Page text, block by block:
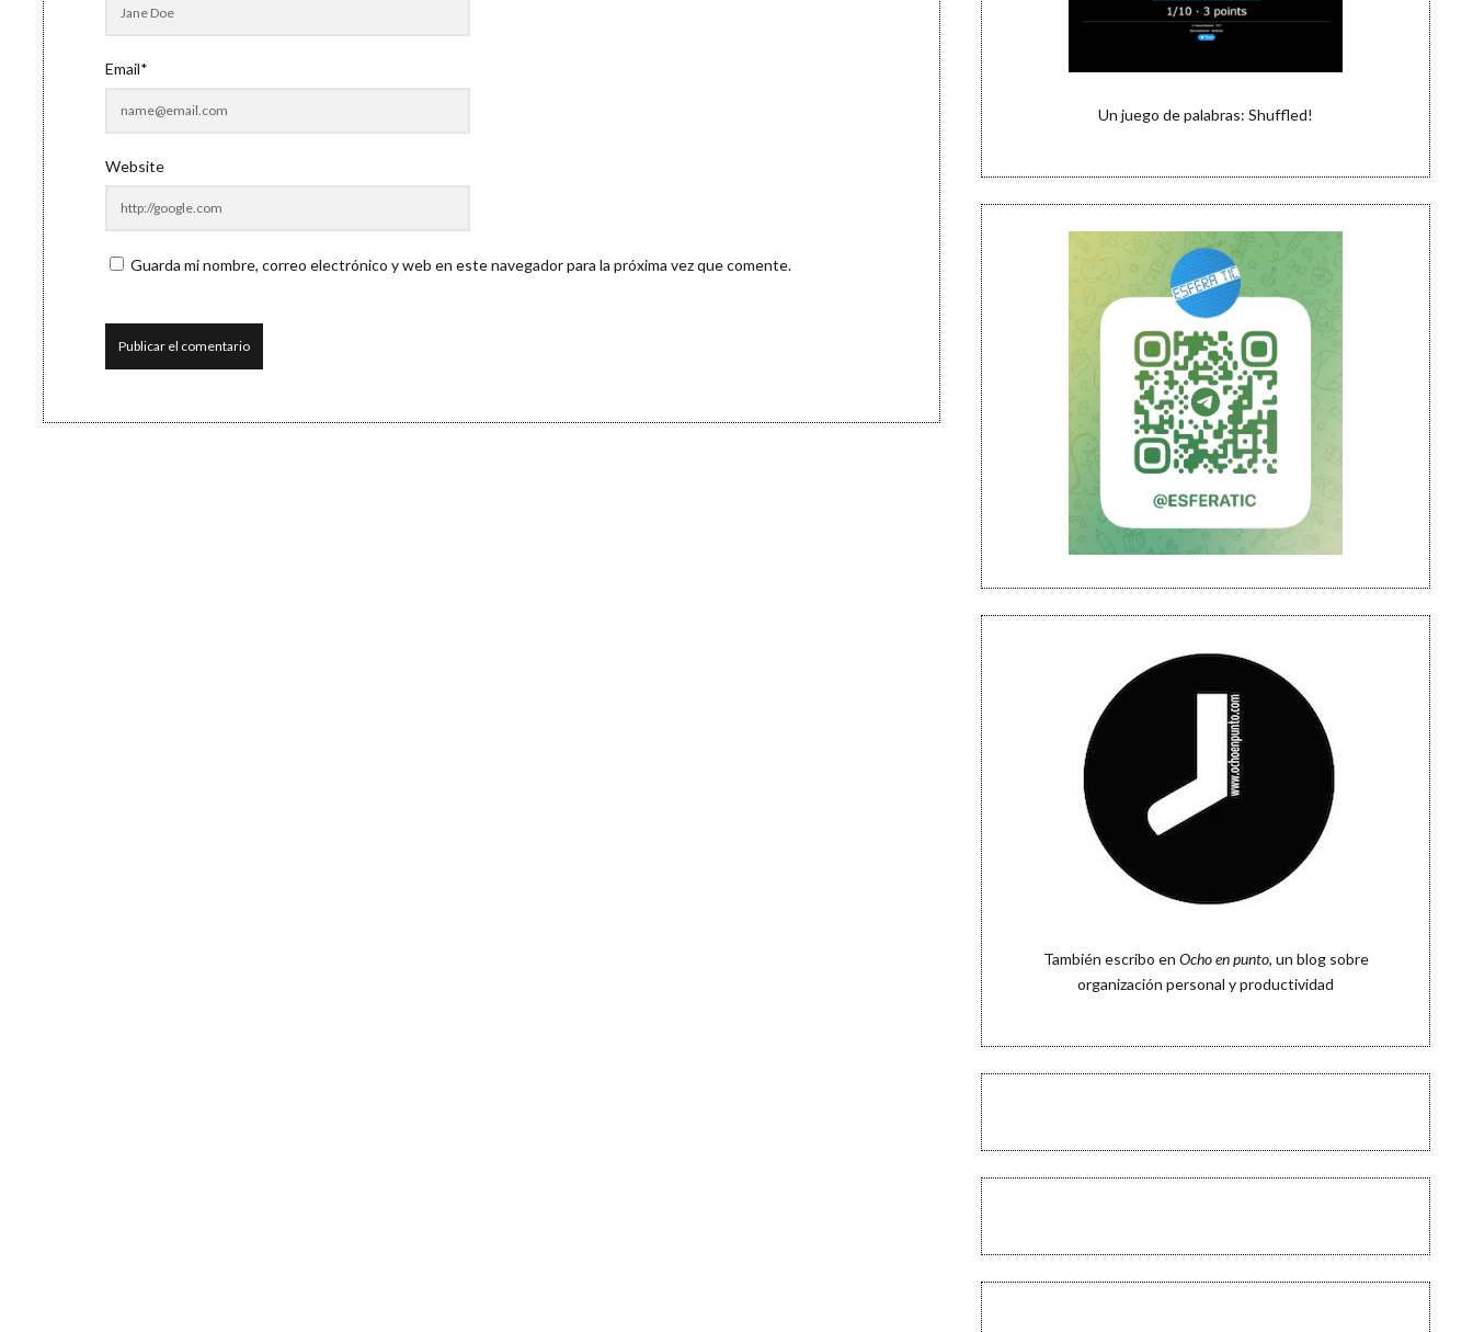
Email*
Website
Guarda mi nombre, correo electrónico y web en este navegador para la próxima vez que comente.
Un juego de palabras: Shuffled!
También escribo en Ocho en punto, un blog sobre
organización personal y productividad